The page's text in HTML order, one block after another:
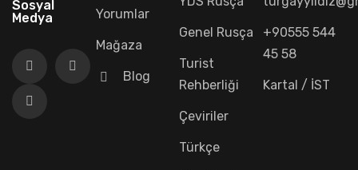
Sosyal
Medya
Yorumlar
Mağaza
Blog
Genel Rusça
Turist
Rehberliği
Çeviriler
Türkçe
+90555 544
45 58
Kartal / İST